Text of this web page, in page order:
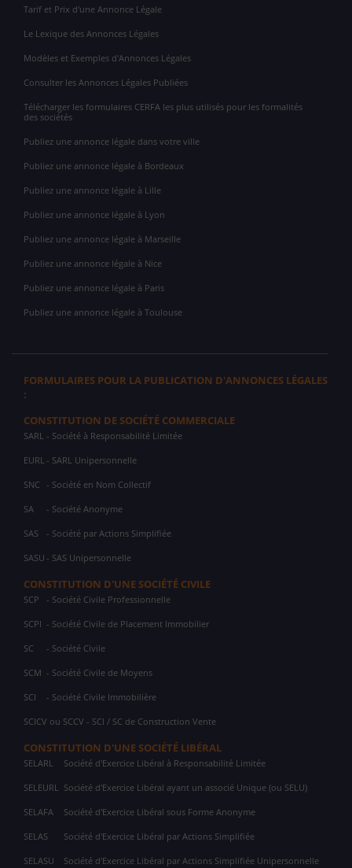
Tarif et Prix d'une Annonce Légale
Le Lexique des Annonces Légales
Modèles et Exemples d'Annonces Légales
Consulter les Annonces Légales Publiées
Télécharger les formulaires CERFA les plus utilisés pour les formalités
des sociétés
Publiez une annonce légale dans votre ville
Publiez une annonce légale à Bordeaux
Publiez une annonce légale à Lille
Publiez une annonce légale à Lyon
Publiez une annonce légale à Marseille
Publiez une annonce légale à Nice
Publiez une annonce légale à Paris
Publiez une annonce légale à Toulouse
FORMULAIRES POUR LA PUBLICATION D'ANNONCES LÉGALES
:
CONSTITUTION DE SOCIÉTÉ COMMERCIALE
SARL - Société à Responsabilité Limitée
EURL - SARL Unipersonnelle
SNC - Société en Nom Collectif
SA - Société Anonyme
SAS - Société par Actions Simplifiée
SASU - SAS Unipersonnelle
CONSTITUTION D'UNE SOCIÉTÉ CIVILE
SCP - Société Civile Professionnelle
SCPI - Société Civile de Placement Immobilier
SC - Société Civile
SCM - Société Civile de Moyens
SCI - Société Civile Immobilière
SCICV ou SCCV - SCI / SC de Construction Vente
CONSTITUTION D'UNE SOCIÉTÉ LIBÉRAL
SELARL Société d'Exercice Libéral à Responsabilité Limitée
SELEURL Société d'Exercice Libéral ayant un associé Unique (ou SELU)
SELAFA Société d'Exercice Libéral sous Forme Anonyme
SELAS Société d'Exercice Libéral par Actions Simplifiée
SELASU Société d'Exercice Libéral par Actions Simplifiée Unipersonnelle